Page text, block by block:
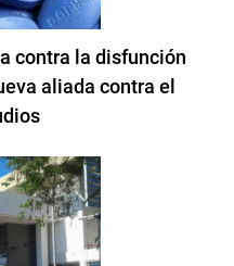
contra la disfunción
aliada contra el